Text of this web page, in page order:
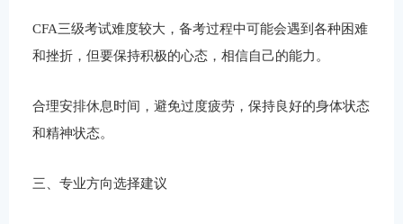
CFA三级考试难度较大，备考过程中可能会遇到各种困难
和挫折，但要保持积极的心态，相信自己的能力。
合理安排休息时间，避免过度疲劳，保持良好的身体状态
和精神状态。
三、专业方向选择建议